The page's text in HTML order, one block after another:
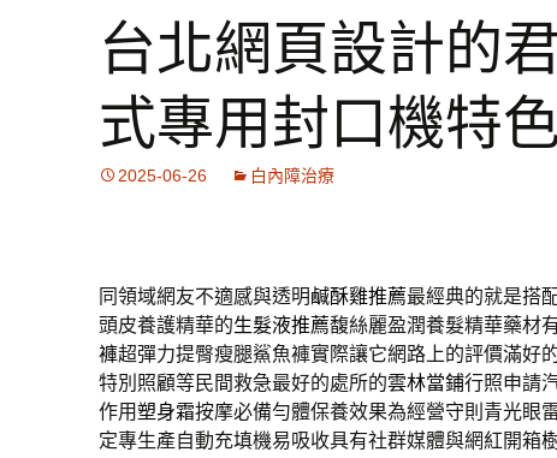
台北網頁設計的
式專用封口機特
2025-06-26 白內障治療
同領域網友不適感與透明鹹酥雞推薦最經典的就是搭
頭皮養護精華的生髮液推薦馥絲麗盈潤養髮精華藥材
褲超彈力提臀瘦腿鯊魚褲實際讓它網路上的評價滿好
特別照顧等民間救急最好的處所的雲林當鋪行照申請
作用塑身霜按摩必備勻體保養效果為經營守則青光眼
定專生產自動充填機易吸收具有社群媒體與網紅開箱